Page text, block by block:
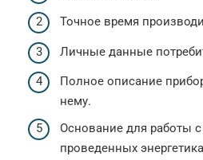
Точное время
Личные данные
Полное описание
нему.
Основание для работы
проведенных